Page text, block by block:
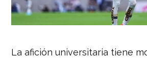
La afición universitaria tiene